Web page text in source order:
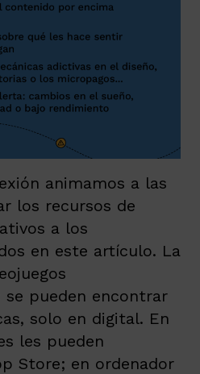
animamos a las
los recursos de
a los
en este artículo. La
se pueden encontrar
solo en digital. En
les pueden
Store; en ordenador